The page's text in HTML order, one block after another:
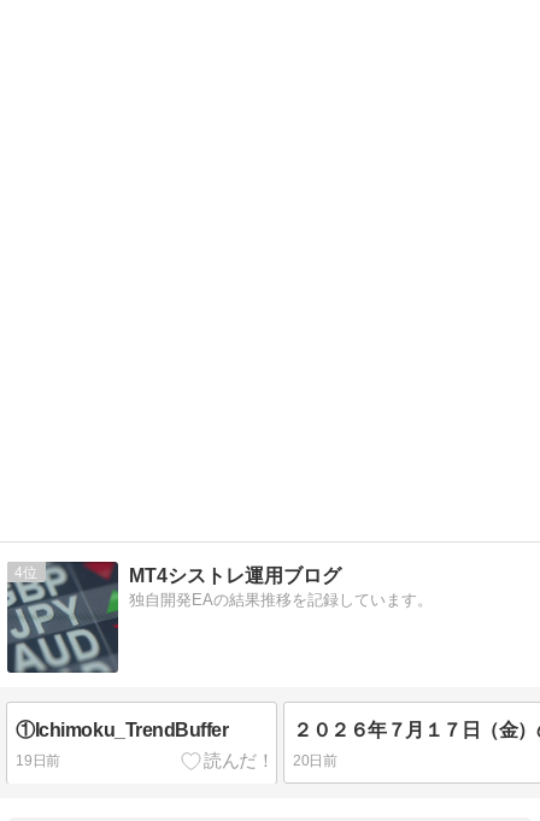
4 MT4シストレ運用ブログ
独自開発EAの結果推移を記録しています。
①Ichimoku_TrendBuffer
19日前 20日前